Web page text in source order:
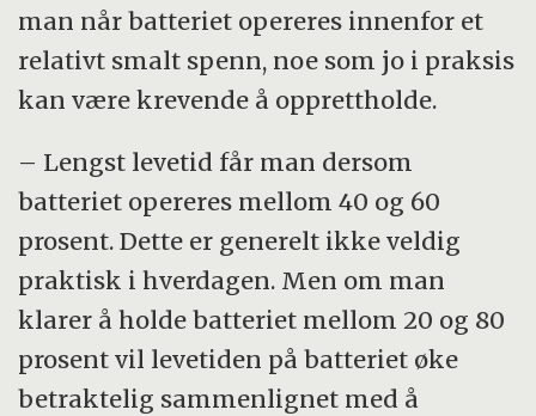
man når batteriet opereres innenfor et
relativt smalt spenn, noe som jo i praksis
kan være krevende å opprettholde.
– Lengst levetid får man dersom
batteriet opereres mellom 40 og 60
prosent. Dette er generelt ikke veldig
praktisk i hverdagen. Men om man
klarer å holde batteriet mellom 20 og 80
prosent vil levetiden på batteriet øke
betraktelig sammenlignet med å